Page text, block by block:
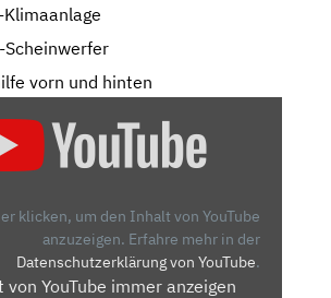
Scheinwerfer
vorn und hinten
D
klicken, um den Inhalt von YouTube
anzuzeigen. Erfahre mehr in der
Datenschutzerklärung von YouTube.
von YouTube immer anzeigen